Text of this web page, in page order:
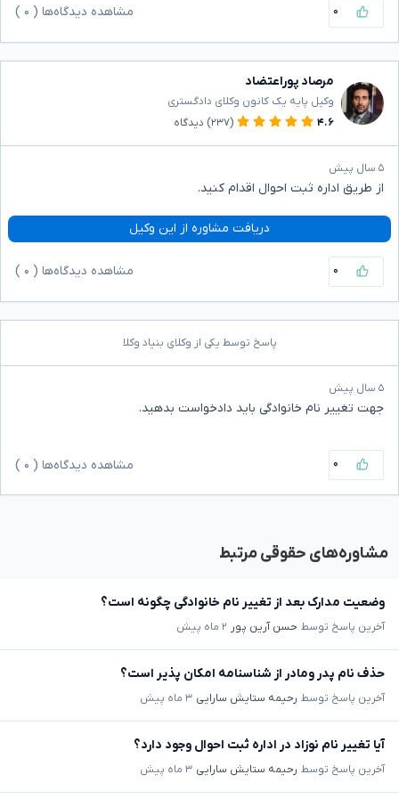
۰ مشاهده دیدگاه‌ها ( ۰
مرصاد پوراعتضاد
وکیل پایه یک کانون وکلای دادگستری
۴.۶
(۲۳۷) دیدگاه
۵ سال پیش
از طریق اداره ثبت احوال اقدام کنید.
دریافت مشاوره از این وکیل
۰ مشاهده دیدگاه‌ها ( ۰
پاسخ توسط یکی از وکلای بنیاد وکلا
۵ سال پیش
جهت تغییر نام خانوادگی باید دادخواست بدهید.
۰ مشاهده دیدگاه‌ها ( ۰
مشاوره‌های حقوقی مرتبط
وضعیت مدارک بعد از تغییر نام خانوادگی چگونه است؟
آخرین پاسخ توسط حسن آرین پور ۲ ماه پیش
حذف نام پدر ومادر از شناسنامه امکان پذیر است؟
آخرین پاسخ توسط رحیمه ستایش سارایی ۳ ماه پیش
آیا تغییر نام نوزاد در اداره ثبت احوال وجود دارد؟
آخرین پاسخ توسط رحیمه ستایش سارایی ۳ ماه پیش